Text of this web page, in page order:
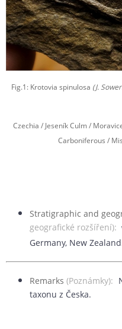
Fig.1: Krotovia spinulosa (J.
Czechia / Jeseník Culm /
Carboniferous /
Stratigraphic and
geografické rozšíření):
Germany, New
Remarks (Poznámky):
taxonu z Česka.